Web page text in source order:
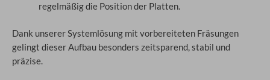
regelmäßig die Position der Platten.
Dank unserer Systemlösung mit vorbereiteten Fräsungen
gelingt dieser Aufbau besonders zeitsparend, stabil und
präzise.